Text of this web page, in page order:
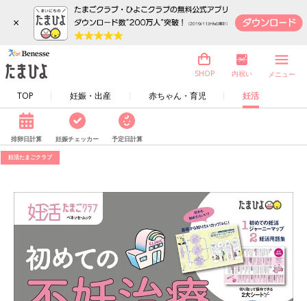
×
TOP 妊娠・出産 赤ちゃん・育児 妊活
SHOP 内祝い メニュー
排卵日計算 妊娠チェッカー 予定日計算
妊活たまごクラブ